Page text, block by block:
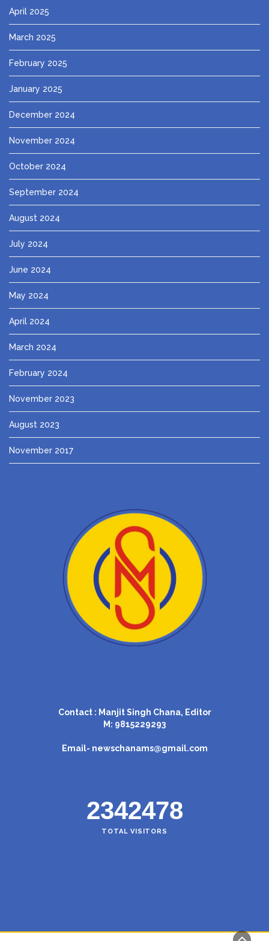
April 2025
March 2025
February 2025
January 2025
December 2024
November 2024
October 2024
September 2024
August 2024
July 2024
June 2024
May 2024
April 2024
March 2024
February 2024
November 2023
August 2023
November 2017
Contact : Manjit Singh Chana, Editor
M: 9815229293
Email- newschanams@gmail.com
2342478
TOTAL VISITORS